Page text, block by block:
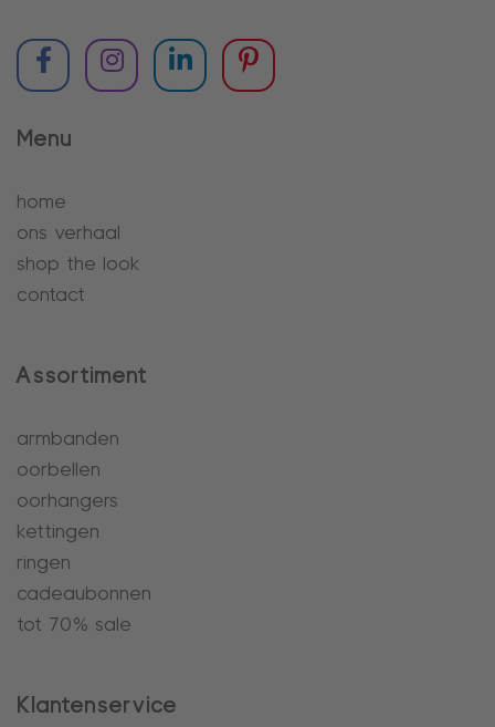
Menu
home
ons verhaal
shop the look
contact
Assortiment
armbanden
oorbellen
oorhangers
kettingen
ringen
cadeaubonnen
tot 70% sale
Klantenservice